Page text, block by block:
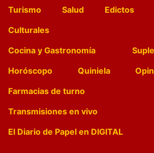
Turismo
Salud Edictos
Culturales
Cocina y Gastronomía
Horóscopo
Quiniela
Farmacias de turno
Transmisiones en vivo
El Diario de Papel en DIGITAL